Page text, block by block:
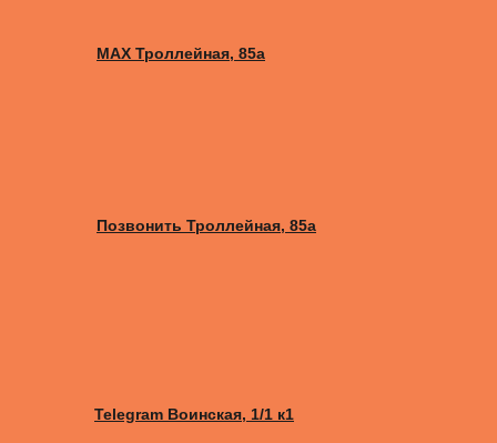
MAX Троллейная, 85а
Позвонить Троллейная, 85а
Telegram Воинская, 1/1 к1